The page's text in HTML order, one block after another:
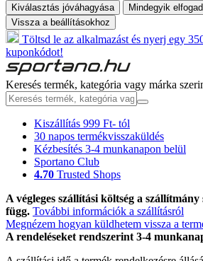
Kiválasztás jóváhagyása
Mindegyik
Vissza a beállításokhoz
Töltsd le az alkalmazást és nyerj egy
kuponkódot!
Keresés termék, kategória vagy márka
Kiszállítás 999 Ft- tól
30 napos termékvisszaküldés
Kézbesítés 3-4 munkanapon belül
Sportano Club
4.70 Trusted Shops
A végleges szállítási költség a
függ. További információk a szállításról
Megnézem hogyan küldhetem vissza a
A rendeléseket rendszerint 3-4